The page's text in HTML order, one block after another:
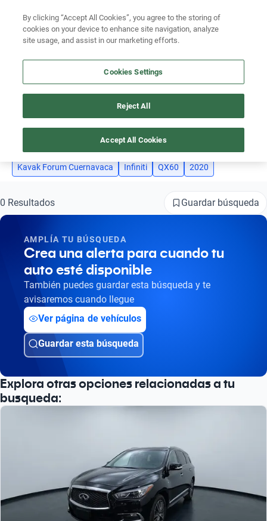
Ubicación
AUTOS INFINITI QX60 2020 KAVAK FORUM CUERNAVACA
Busca por marca
Busca por modelo
Busca por marca
Busca por versión
Busca por año
4
Kavak Forum Cuernavaca Infiniti QX60 2020
0 Resultados Guardar búsqueda
AMPLÍA TU BÚSQUEDA
Crea una alerta para cuando tu
auto esté disponible
También puedes guardar esta búsqueda y te
avisaremos cuando llegue
Ver página de vehículos
Guardar esta búsqueda
Explora otras opciones relacionadas a tu
busqueda:
By clicking “Accept All Cookies”, you agree to the storing of
cookies on your device to enhance site navigation, analyze
site usage, and assist in our marketing efforts.
Cookies Settings
Reject All
Accept All Cookies